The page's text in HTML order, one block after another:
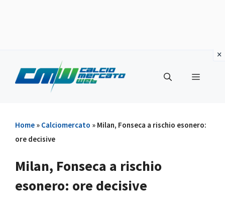
contenuto
Menu
Home » Calciomercato » Milan, Fonseca a rischio esonero:
ore decisive
Milan, Fonseca a rischio
esonero: ore decisive